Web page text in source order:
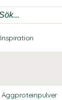
Inspiration
Äggproteinpulver